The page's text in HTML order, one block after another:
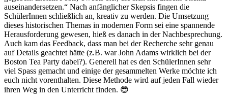
auseinandersetzen.“ Nach anfänglicher Skepsis fingen die
SchülerInnen schließlich an, kreativ zu werden. Die Umsetzung
dieses historischen Themas in modernen Form sei eine spannende
Herausforderung gewesen, hieß es danach in der Nachbesprechung.
Auch kam das Feedback, dass man bei der Recherche sehr genau
auf Details geachtet hätte (z.B. war John Adams wirklich bei der
Boston Tea Party dabei?). Generell hat es den SchülerInnen sehr
viel Spass gemacht und einige der gesammelten Werke möchte ich
euch nicht vorenthalten. Diese Methode wird auf jeden Fall wieder
ihren Weg in den Unterricht finden. 😎